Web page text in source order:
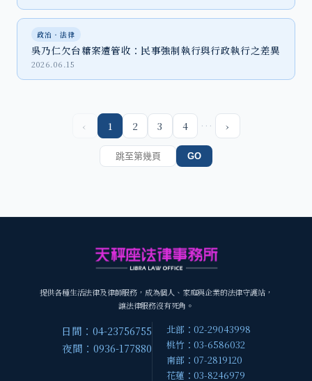
政治‧法律
吳乃仁欠台糖案遭管收：民事強制執行與行政執行之差異
2026.06.15
‹ 1 2 3 4 … ›
GO
提供各種生活法律及律師服務，成為個人、家庭與企業的法律守護站，
讓法律服務沒有死角。
日間：04-23756755
夜間：0936-177880
北部：02-29043998
桃竹：03-6586032
南部：07-2819120
花蓮：03-8246979